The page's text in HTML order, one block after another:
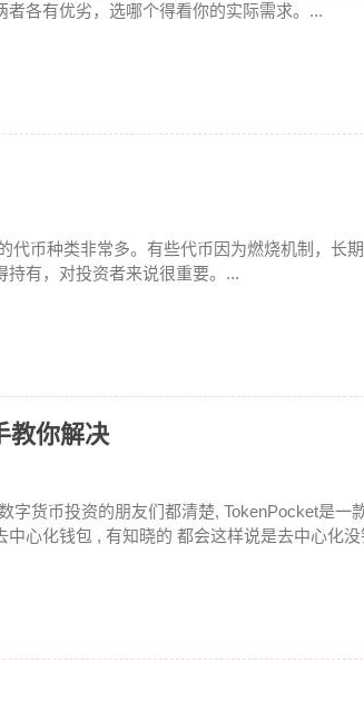
各有优劣，选哪个得看你的实际需求。...
代币种类非常多。有些代币因为燃烧机制，长期
持有，对投资者来说很重要。...
教你解决
字货币投资的朋友们都清楚, TokenPocket是一
心化钱包 , 有知晓的 都会这样说是去中心化没